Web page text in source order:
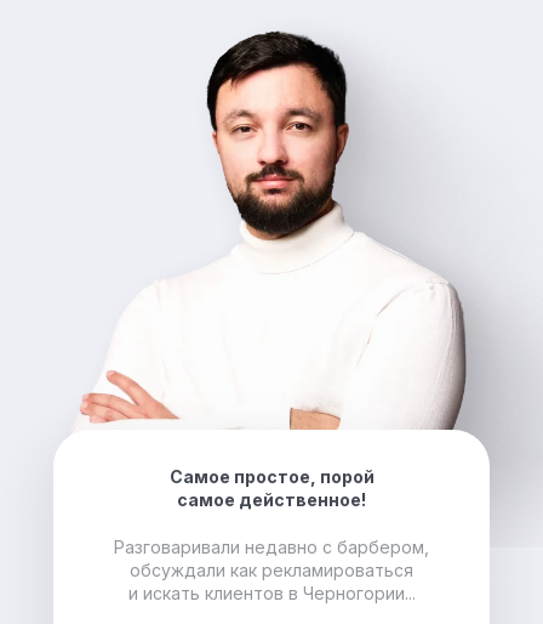
Самое простое, порой
самое действенное!
Разговаривали недавно с барбером,
обсуждали как рекламироваться
и искать клиентов в Черногории...